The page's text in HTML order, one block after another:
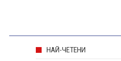
НАЙ-ЧЕТЕНИ